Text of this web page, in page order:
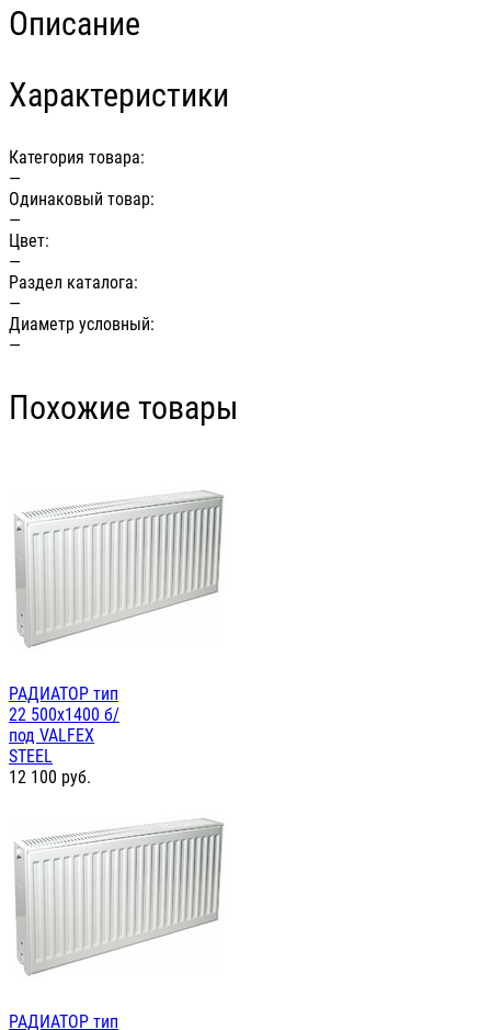
Описание
Характеристики
Категория товара:
—
Одинаковый товар:
—
Цвет:
—
Раздел каталога:
—
Диаметр условный:
—
Похожие товары
РАДИАТОР тип
22 500х1400 б/
под VALFEX
STEEL
12 100 руб.
РАДИАТОР тип